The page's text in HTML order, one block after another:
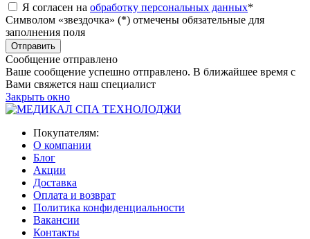
Я согласен на обработку персональных данных*
Символом «звездочка» (*) отмечены обязательные для
заполнения поля
Сообщение отправлено
Ваше сообщение успешно отправлено. В ближайшее время с
Вами свяжется наш специалист
Закрыть окно
Покупателям:
О компании
Блог
Акции
Доставка
Оплата и возврат
Политика конфиденциальности
Вакансии
Контакты